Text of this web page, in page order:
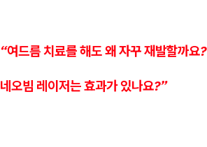
“여드름 치료를 해도 왜 자꾸 재발할까요?
네오빔 레이저는 효과가 있나요?”